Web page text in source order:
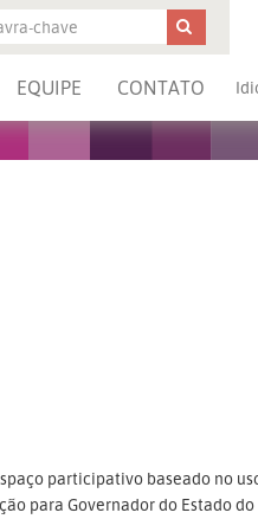
EQUIPE CONTATO
participativo baseado no
para Governador do Estado do